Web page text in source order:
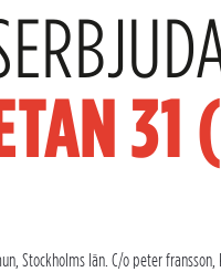
Stockholms län. C/o peter